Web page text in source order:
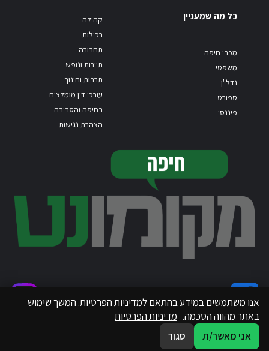
כל מה שמעניין
מכבי חיפה
משפטי
נדל"ן
ספורט
פיננסי
קהילה
רכילות
תחבורה
תיירות ונופש
תרבות וחינוך
עורכי דין מומלצים
בחיפה והסביבה
הצהרת נגישות
אנו משתמשים במידע בהתאם למדיניות הפרטיות. המשך שימוש
באתר מהווה הסכמה. מדיניות הפרטיות
אני מאשר/ת
סגור